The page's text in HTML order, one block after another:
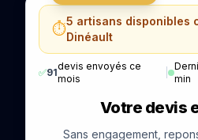
⏱️5 artisans disponibles
Dinéault
✅91
devis envoyés ce
mois
|
min
Votre devis
Sans engagement,